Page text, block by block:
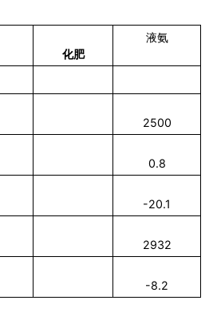
化肥
液氨
2500
0.8
-20.1
2932
-8.2